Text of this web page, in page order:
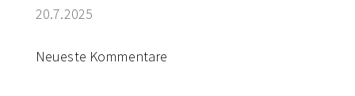
20.7.2025
Neueste Kommentare